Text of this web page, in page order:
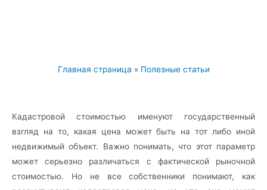
Главная страница » Полезные статьи
Кадастровой стоимостью именуют государственный
взгляд на то, какая цена может быть на тот либо иной
недвижимый объект. Важно понимать, что этот параметр
может серьезно различаться с фактической рыночной
стоимостью. Но не все собственники понимают, как